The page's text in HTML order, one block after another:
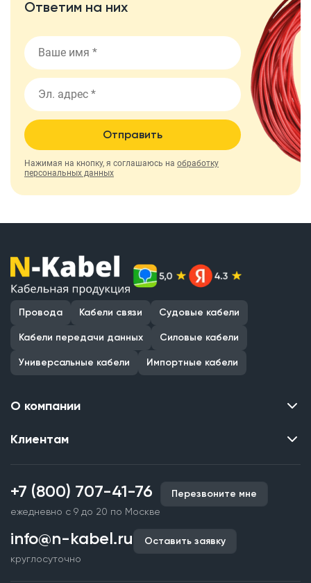
Ответим на них
Отправить
Нажимая на кнопку, я соглашаюсь на обработку
персональных данных
Провода Кабели связи Судовые кабели
Кабели передачи данных Силовые кабели
Универсальные кабели Импортные кабели
О компании
Контакты
Наши объекты
Партнерство
Документы и реквизиты
Клиентам
Производство кабельной продукции
Срочное изготовление
Оплата и доставка
Гарантия качества
+7 (800) 707-41-76
ежедневно с 9 до 20 по Москве
Перезвоните мне
info@n-kabel.ru
круглосуточно
Оставить заявку